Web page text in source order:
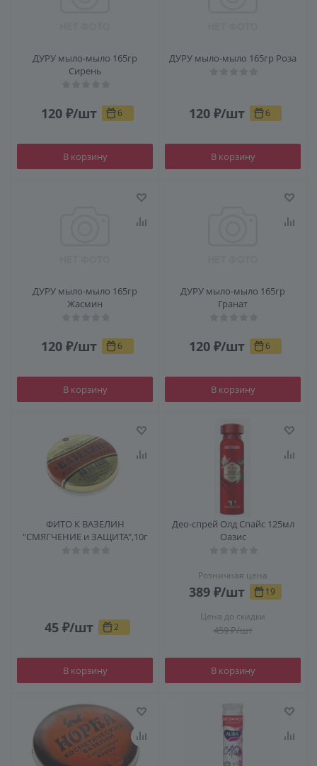
ДУРУ мыло-мыло 165гр
Сирень
120 ₽/шт 6
В корзину
ДУРУ мыло-мыло 165гр Роза
120 ₽/шт 6
В корзину
ДУРУ мыло-мыло 165гр
Жасмин
120 ₽/шт 6
В корзину
ДУРУ мыло-мыло 165гр
Гранат
120 ₽/шт 6
В корзину
ФИТО К ВАЗЕЛИН
"СМЯГЧЕНИЕ и ЗАЩИТА",10г
45 ₽/шт 2
В корзину
Део-спрей Олд Спайс 125мл
Оазис
Розничная цена
389 ₽/шт 19
Цена до скидки
459₽/шт
В корзину